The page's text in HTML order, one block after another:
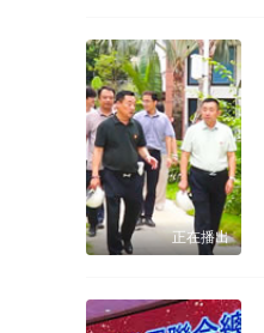
正在播出